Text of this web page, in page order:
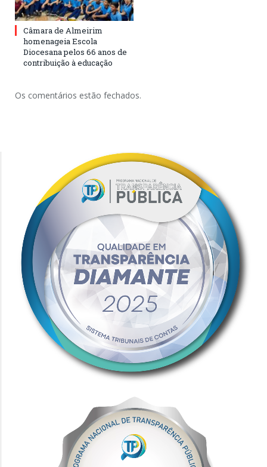
Câmara de Almeirim
homenageia Escola
Diocesana pelos 66 anos de
contribuição à educação
Os comentários estão fechados.